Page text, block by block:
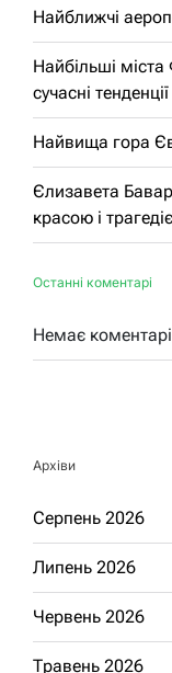
Найближчі
Найбільші міста
сучасні тенденції
Найвища гора
Єлизавета
красою і
Останні коментарі
Немає
Архіви
Серпень 2026
Липень 2026
Червень 2026
Травень 2026